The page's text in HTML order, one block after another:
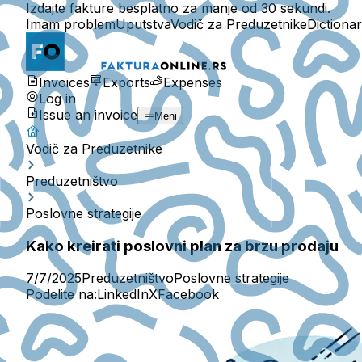
Izdajte fakture besplatno za manje od 30 sekundi.
Imam problemUputstvaVodič za Preduzetnike
Invoices Exports
Expenses
Log in
Issue an invoice
Meni
Vodič za Preduzetnike
Preduzetništvo
Poslovne strategije
Kako kreirati poslovni plan za brzu prodaju
7/7/2025PreduzetništvoPoslovne strategije
Podelite na:LinkedInXFacebook